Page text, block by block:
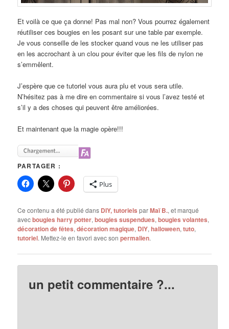
Et voilà ce que ça donne! Pas mal non? Vous pourrez également
réutiliser ces bougies en les posant sur une table par exemple.
Je vous conseille de les stocker quand vous ne les utiliser pas
en les accrochant à un clou pour éviter que les fils de nylon ne
s’emmêlent.
J’espère que ce tutoriel vous aura plu et vous sera utile.
N’hésitez pas à me dire en commentaire si vous l’avez testé et
s’il y a des choses qui peuvent être améliorées.
Et maintenant que la magie opère!!!
PARTAGER :
Plus
Ce contenu a été publié dans DIY, tutoriels parMaï B., et marqué
avecbougies harry potter,bougies suspendues,bougies volantes,
décoration de fêtes,décoration magique, DIY,halloween,tuto,
tutoriel. Mettez-le en favori avec sonpermalien.
un petit commentaire ?...